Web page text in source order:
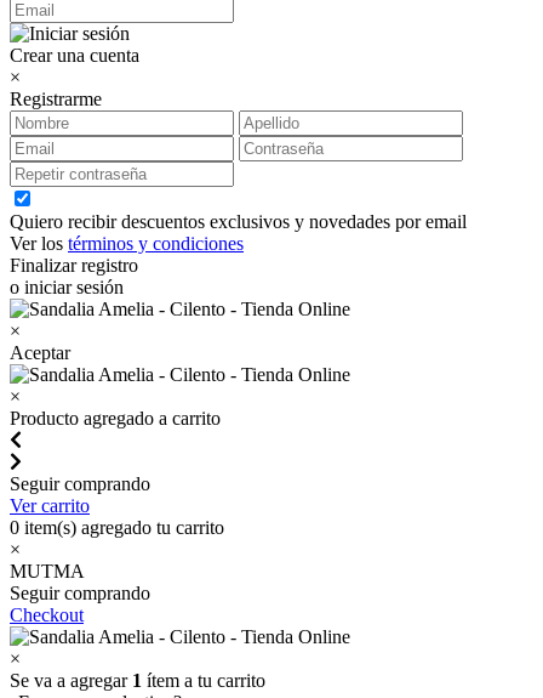
Crear una cuenta
×
Registrarme
Quiero recibir descuentos exclusivos y novedades por email
Ver los términos y condiciones
Finalizar registro
o iniciar sesión
×
Aceptar
×
Producto agregado a carrito
Seguir comprando
Ver carrito
0 item(s) agregado tu carrito
×
MUTMA
Seguir comprando
Checkout
×
Se va a agregar 1 ítem a tu carrito